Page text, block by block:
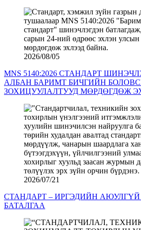
2026/08/05
MNS 5140:2026 СТАНДАРТ
АЛБАН БАРИМТ БИЧГИЙН
ЗОХИЦУУЛАЛТУУД МӨРДӨГДӨЖ
2026/07/21
СТАНДАРТ – ИРГЭДИЙН
БАТАЛГАА